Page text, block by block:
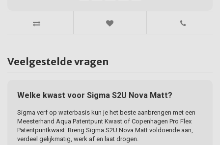
Veelgestelde vragen
Welke kwast voor Sigma S2U Nova Matt?
Sigma verf op waterbasis kun je het beste aanbrengen met een
Meesterhand Aqua Patentpunt Kwast of Copenhagen Pro Flex
Patentpuntkwast. Breng Sigma S2U Nova Matt voldoende aan,
verdeel gelijkmatig, werk af en laat drogen.